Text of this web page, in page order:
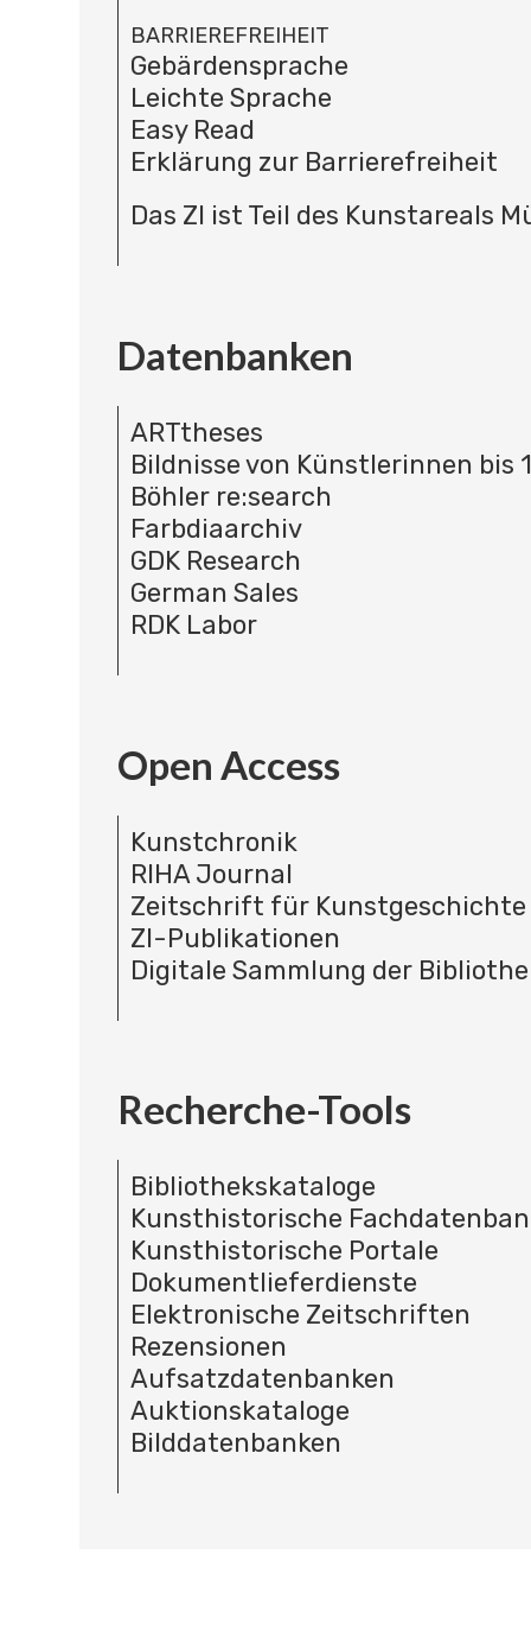
BARRIEREFREIHEIT
Gebärdensprache
Leichte Sprache
Easy Read
Erklärung zur Barrierefreiheit
Das ZI ist Teil des Kunstareals
Datenbanken
ARTtheses
Bildnisse von Künstlerinnen bis
Böhler re:search
Farbdiaarchiv
GDK Research
German Sales
RDK Labor
Open Access
Kunstchronik
RIHA Journal
Zeitschrift für Kunstgeschichte
ZI-Publikationen
Digitale Sammlung der
Recherche-Tools
Bibliothekskataloge
Kunsthistorische
Kunsthistorische Portale
Dokumentlieferdienste
Elektronische Zeitschriften
Rezensionen
Aufsatzdatenbanken
Auktionskataloge
Bilddatenbanken